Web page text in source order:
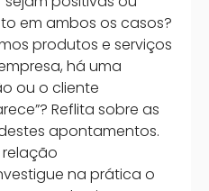
em ambos os casos?
produtos e serviços
há uma
ou o cliente
Reflita sobre as
apontamentos.
relação
na prática o